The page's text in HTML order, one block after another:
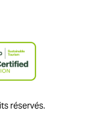
réservés.